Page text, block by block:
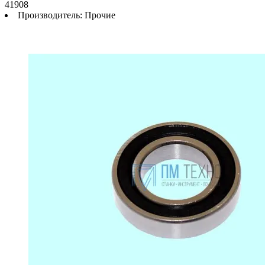
41908
Производитель: Прочие